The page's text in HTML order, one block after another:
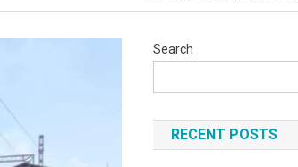
Search
RECENT POSTS